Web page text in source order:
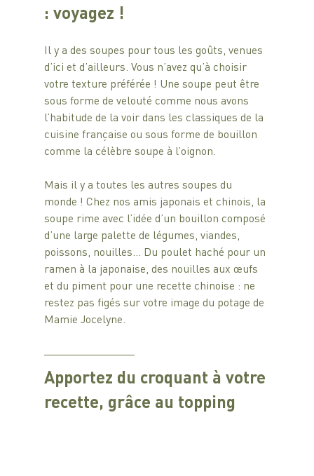
: voyagez !
Il y a des soupes pour tous les goûts, venues
d’ici et d’ailleurs. Vous n’avez qu’à choisir
votre texture préférée ! Une soupe peut être
sous forme de velouté comme nous avons
l’habitude de la voir dans les classiques de la
cuisine française ou sous forme de bouillon
comme la célèbre soupe à l’oignon.
Mais il y a toutes les autres soupes du
monde ! Chez nos amis japonais et chinois, la
soupe rime avec l’idée d’un bouillon composé
d’une large palette de légumes, viandes,
poissons, nouilles… Du poulet haché pour un
ramen à la japonaise, des nouilles aux œufs
et du piment pour une recette chinoise : ne
restez pas figés sur votre image du potage de
Mamie Jocelyne.
Apportez du croquant à votre
recette, grâce au topping